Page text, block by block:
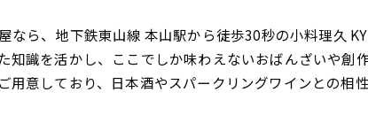
なら、地下鉄東山線 本山駅から徒歩30秒の小料理久
知識を活かし、ここでしか味わえないおばんざいや
用意しており、日本酒やスパークリングワインとの相性